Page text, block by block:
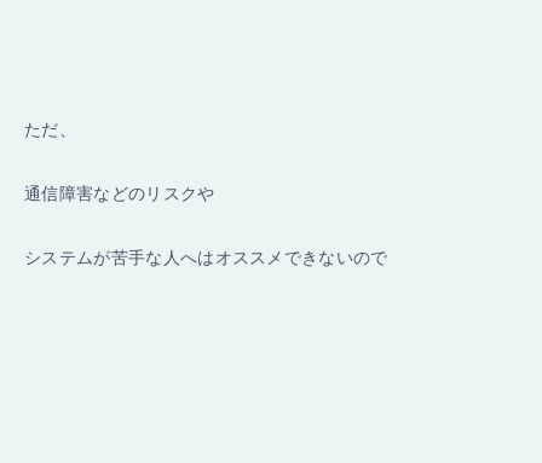
ただ、
通信障害などのリスクや
システムが苦手な人へはオススメできないので